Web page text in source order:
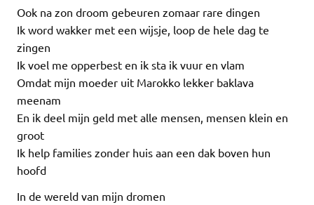
Ook na zon droom gebeuren zomaar rare dingen
Ik word wakker met een wijsje, loop de hele dag te
zingen
Ik voel me opperbest en ik sta ik vuur en vlam
Omdat mijn moeder uit Marokko lekker baklava
meenam
En ik deel mijn geld met alle mensen, mensen klein en
groot
Ik help families zonder huis aan een dak boven hun
hoofd
In de wereld van mijn dromen